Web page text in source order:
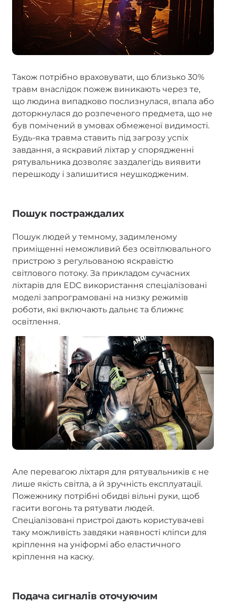
Також потрібно враховувати, що близько 30%
травм внаслідок пожеж виникають через те,
що людина випадково послизнулася, впала або
доторкнулася до розпеченого предмета, що не
був помічений в умовах обмеженої видимості.
Будь-яка травма ставить під загрозу успіх
завдання, а яскравий ліхтар у спорядженні
рятувальника дозволяє заздалегідь виявити
перешкоду і залишитися неушкодженим.
Пошук постраждалих
Пошук людей у темному, задимленому
приміщенні неможливий без освітлювального
пристрою з регульованою яскравістю
світлового потоку. За прикладом сучасних
ліхтарів для EDC використання спеціалізовані
моделі запрограмовані на низку режимів
роботи, які включають дальнє та ближнє
освітлення.
Але перевагою ліхтаря для рятувальників є не
лише якість світла, а й зручність експлуатації.
Пожежнику потрібні обидві вільні руки, щоб
гасити вогонь та рятувати людей.
Спеціалізовані пристрої дають користувачеві
таку можливість завдяки наявності кліпси для
кріплення на уніформі або еластичного
кріплення на каску.
Подача сигналів оточуючим